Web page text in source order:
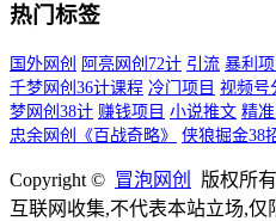
热门标签
国外网创 阿亮网创72计 引流 暴利项
千梦网创36计课程 冷门项目 视频号
梦网创38计 赚钱项目 小说推文 精
忠余网创《百战奇略》
侠狼掘金38
Copyright © 冒泡网创
版权所
互联网收集,不代表本站立场,